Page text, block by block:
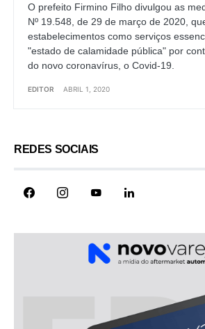
O prefeito Firmino Filho divulgou as
Nº 19.548, de 29 de março de 2020,
estabelecimentos como serviços
"estado de calamidade pública" por
do novo coronavírus, o Covid-19.
EDITOR ABRIL 1, 2020
REDES SOCIAIS